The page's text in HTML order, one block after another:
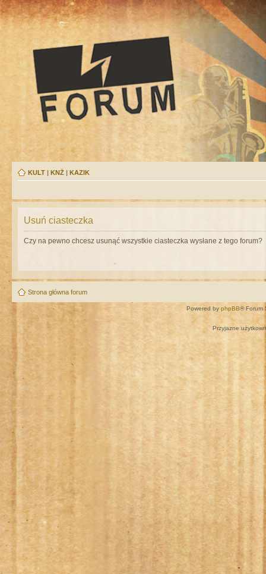
KULT | KNŻ | KAZIK
Usuń ciasteczka
Czy na pewno chcesz usunąć wszystkie ciasteczka wysłane z tego forum?
Strona główna forum
Powered by phpBB® Forum
Przyjazne